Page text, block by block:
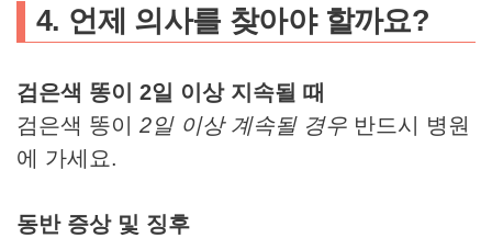
4. 언제 의사를 찾아야 할까요?
검은색 똥이 2일 이상 지속될 때
검은색 똥이 2일 이상 계속될 경우 반드시 병원
에 가세요.
동반 증상 및 징후